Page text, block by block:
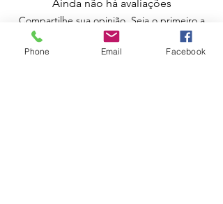
Ainda não há avaliações
Compartilhe sua opinião. Seja o primeiro a
deixar uma avaliação.
Phone Email Facebook